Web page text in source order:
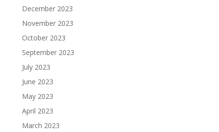
December 2023
November 2023
October 2023
September 2023
July 2023
June 2023
May 2023
April 2023
March 2023